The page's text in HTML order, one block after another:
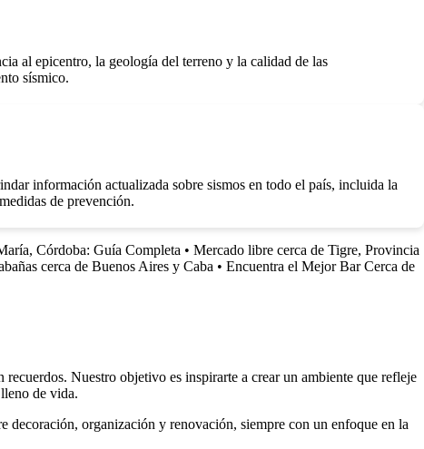
al epicentro, la geología del terreno y la calidad de las
sísmico.
información actualizada sobre sismos en todo el país, incluida la
de prevención.
Córdoba: Guía Completa • Mercado libre cerca de Tigre, Provincia
cerca de Buenos Aires y Caba • Encuentra el Mejor Bar Cerca de
Nuestro objetivo es inspirarte a crear un ambiente que refleje
de vida.
decoración, organización y renovación, siempre con un enfoque en la